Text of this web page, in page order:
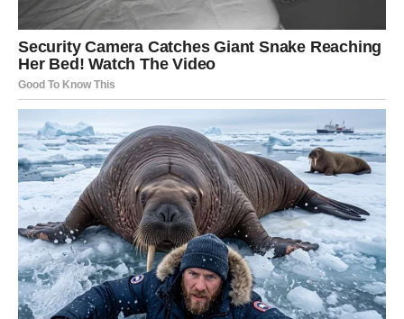
Ljubav vam dolazi sa razlogom
Pred vama su trenuci koje ćete dugo pamtiti.
ŠKORPIJA
Pred vama je dan pun intuicije i unutrašnjih osjećaja koji
vas neće prevariti.
Na poslovnom planu moguće su veoma važne vijesti.
Sudbina vas vodi prema promjeni